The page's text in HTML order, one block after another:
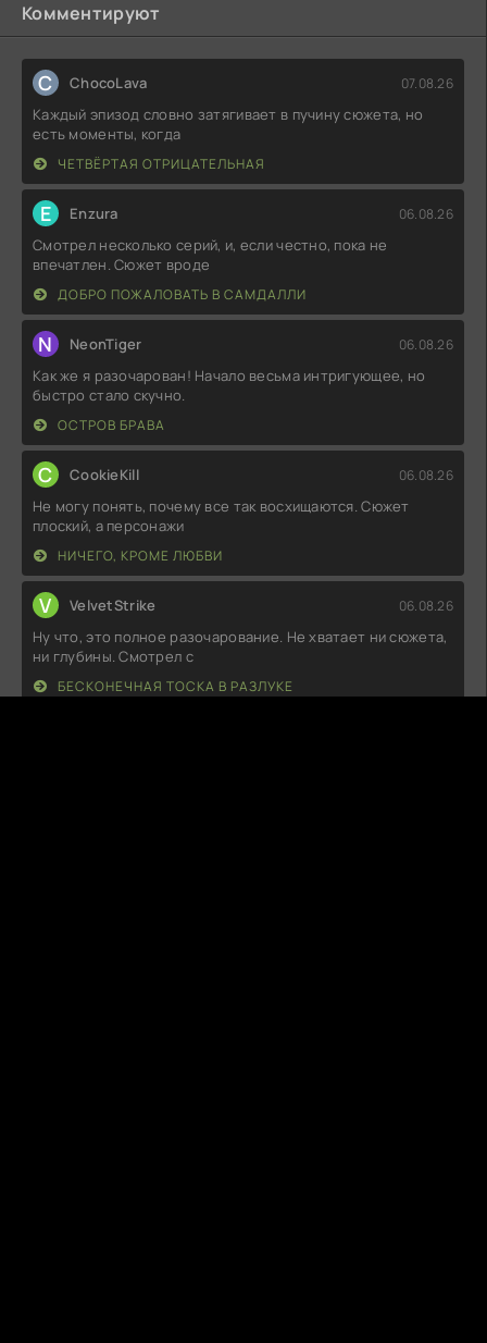
Комментируют
C ChocoLava 07.08.26
Каждый эпизод словно затягивает в пучину сюжета, но
есть моменты, когда
ЧЕТВЁРТАЯ ОТРИЦАТЕЛЬНАЯ
E Enzura 06.08.26
Смотрел несколько серий, и, если честно, пока не
впечатлен. Сюжет вроде
ДОБРО ПОЖАЛОВАТЬ В САМДАЛЛИ
N NeonTiger 06.08.26
Как же я разочарован! Начало весьма интригующее, но
быстро стало скучно.
ОСТРОВ БРАВА
C CookieKill 06.08.26
Не могу понять, почему все так восхищаются. Сюжет
плоский, а персонажи
НИЧЕГО, КРОМЕ ЛЮБВИ
V VelvetStrike 06.08.26
Ну что, это полное разочарование. Не хватает ни сюжета,
ни глубины. Смотрел с
БЕСКОНЕЧНАЯ ТОСКА В РАЗЛУКЕ